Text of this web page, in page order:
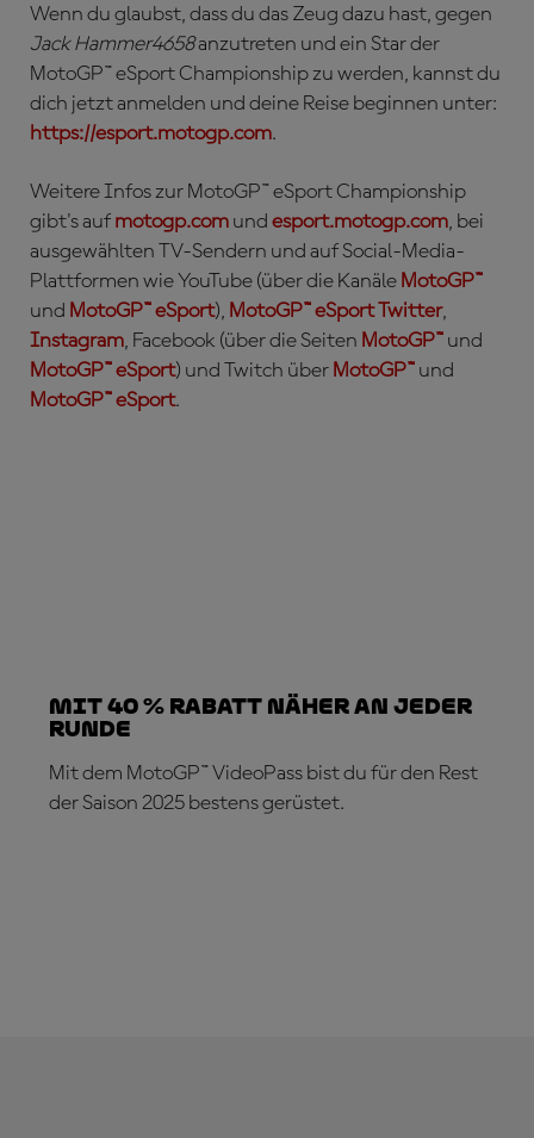
Wenn du glaubst, dass du das Zeug dazu hast, gegen
Jack Hammer4658anzutreten und ein Star der
MotoGP™ eSport Championship zu werden, kannst du
dich jetzt anmelden und deine Reise beginnen unter:
https://esport.motogp.com.
Weitere Infos zur MotoGP™ eSport Championship
gibt's auf motogp.com und esport.motogp.com, bei
ausgewählten TV-Sendern und auf Social-Media-
Plattformen wie YouTube (über die Kanäle MotoGP™
und MotoGP™ eSport), MotoGP™ eSport Twitter,
Instagram, Facebook (über die Seiten MotoGP™ und
MotoGP™ eSport) und Twitch über MotoGP™ und
MotoGP™ eSport.
Mit 40 % Rabatt näher an jeder
Runde
Mit dem MotoGP™ VideoPass bist du für den Rest
der Saison 2025 bestens gerüstet.